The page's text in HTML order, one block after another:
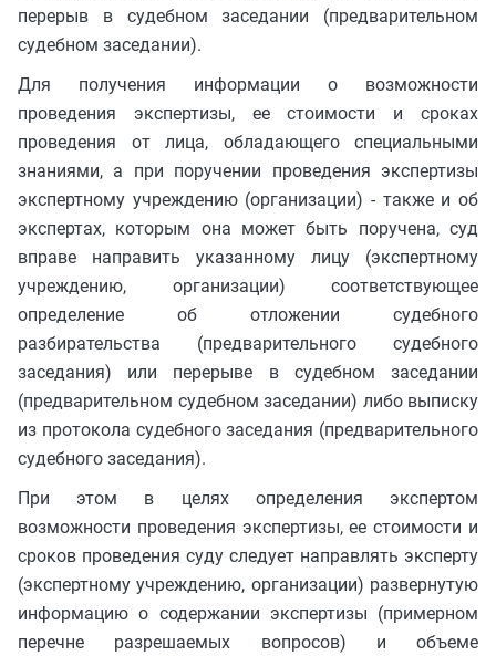
перерыв в судебном заседании (предварительном
судебном заседании).
Для получения информации о возможности
проведения экспертизы, ее стоимости и сроках
проведения от лица, обладающего специальными
знаниями, а при поручении проведения экспертизы
экспертному учреждению (организации) - также и об
экспертах, которым она может быть поручена, суд
вправе направить указанному лицу (экспертному
учреждению, организации) соответствующее
определение об отложении судебного
разбирательства (предварительного судебного
заседания) или перерыве в судебном заседании
(предварительном судебном заседании) либо выписку
из протокола судебного заседания (предварительного
судебного заседания).
При этом в целях определения экспертом
возможности проведения экспертизы, ее стоимости и
сроков проведения суду следует направлять эксперту
(экспертному учреждению, организации) развернутую
информацию о содержании экспертизы (примерном
перечне разрешаемых вопросов) и объеме